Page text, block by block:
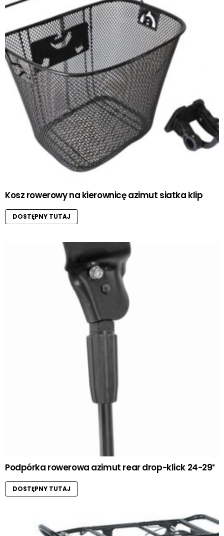
Kosz rowerowy na kierownicę azimut siatka klip
DOSTĘPNY TUTAJ
Podpórka rowerowa azimut rear drop-klick 24-29″
DOSTĘPNY TUTAJ